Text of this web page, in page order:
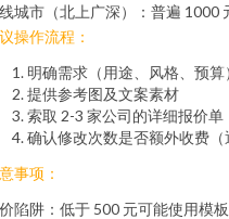
城市（北上广深）：普遍 1000
操作流程：
明确需求（用途、风格、预算
提供参考图及文案素材
索取 2-3 家公司的详细报价单
确认修改次数是否额外收费（
事项：
陷阱：低于 500 元可能使用模